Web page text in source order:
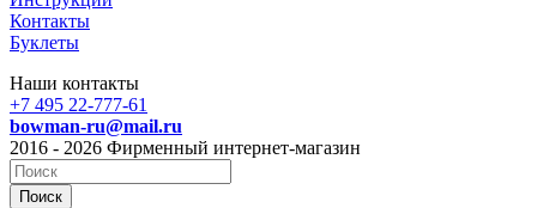
Контакты
Буклеты
Наши контакты
+7 495 22-777-61
bowman-ru@mail.ru
2016 - 2026 Фирменный интернет-магазин
Поиск